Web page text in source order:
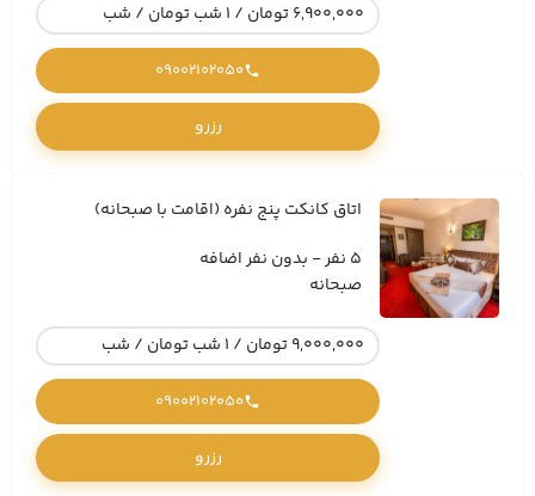
6,900,000 تومان / 1 شب تومان / شب
09002102050
رزرو
اتاق کانکت پنج نفره (اقامت با صبحانه)
5 نفر - بدون نفر اضافه
صبحانه
9,000,000 تومان / 1 شب تومان / شب
09002102050
رزرو